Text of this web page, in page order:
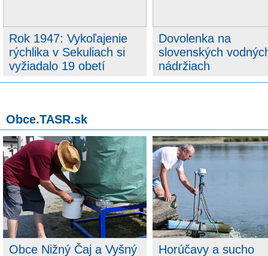
Rok 1947: Vykoľajenie
rýchlika v Sekuliach si
vyžiadalo 19 obetí
Dovolenka na
slovenských
nádržiach
Obce.TASR.sk
Obce Nižný Čaj a Vyšný
Horúčavy a sucho